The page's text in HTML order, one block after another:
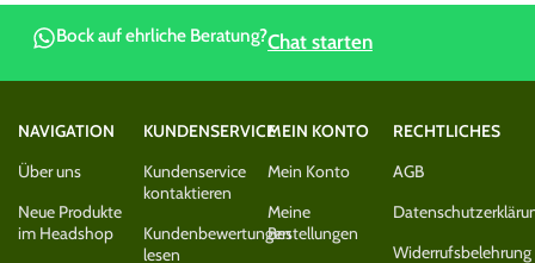
Bock auf ehrliche Beratung?Chat starten
NAVIGATION
Über uns
Neue Produkte
im Headshop
KUNDENSERVICE
Kundenservice
kontaktieren
Kundenbewertungen
lesen
MEIN KONTO
Mein Konto
Meine
Bestellungen
RECHTLICHES
AGB
Widerrufsbelehrung